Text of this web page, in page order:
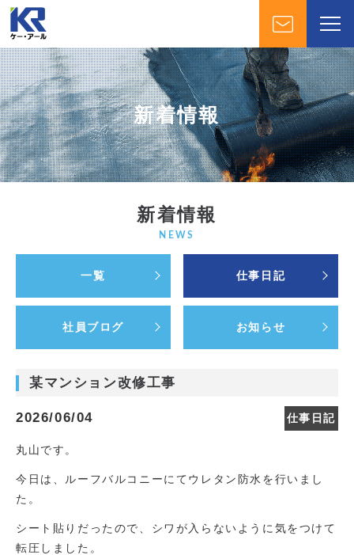
新着情報
新着情報
NEWS
一覧 仕事日記
社員ブログ お知らせ
某マンション改修工事
2026/06/04 仕事日記
丸山です。
今日は、ルーフバルコニーにてウレタン防水を行いまし
た。
シート貼りだったので、シワが入らないように気をつけて
転圧しました。